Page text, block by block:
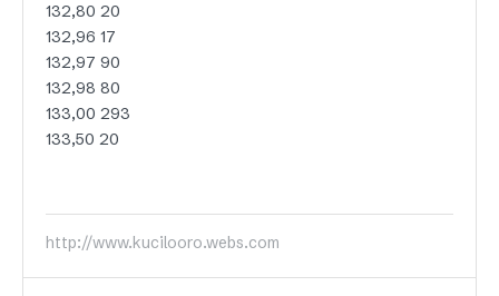
132,80 20
132,96 17
132,97 90
132,98 80
133,00 293
133,50 20
http://www.kucilooro.webs.com